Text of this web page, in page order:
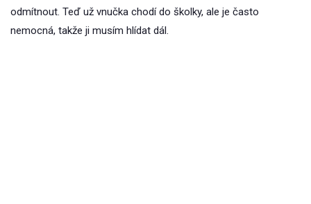
odmítnout. Teď už vnučka chodí do školky, ale je často
nemocná, takže ji musím hlídat dál.